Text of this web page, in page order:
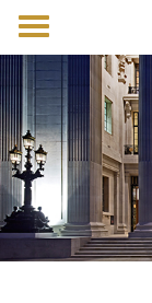
Toggle
navigation